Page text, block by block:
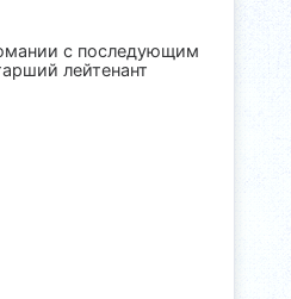
с последующим
лейтенант